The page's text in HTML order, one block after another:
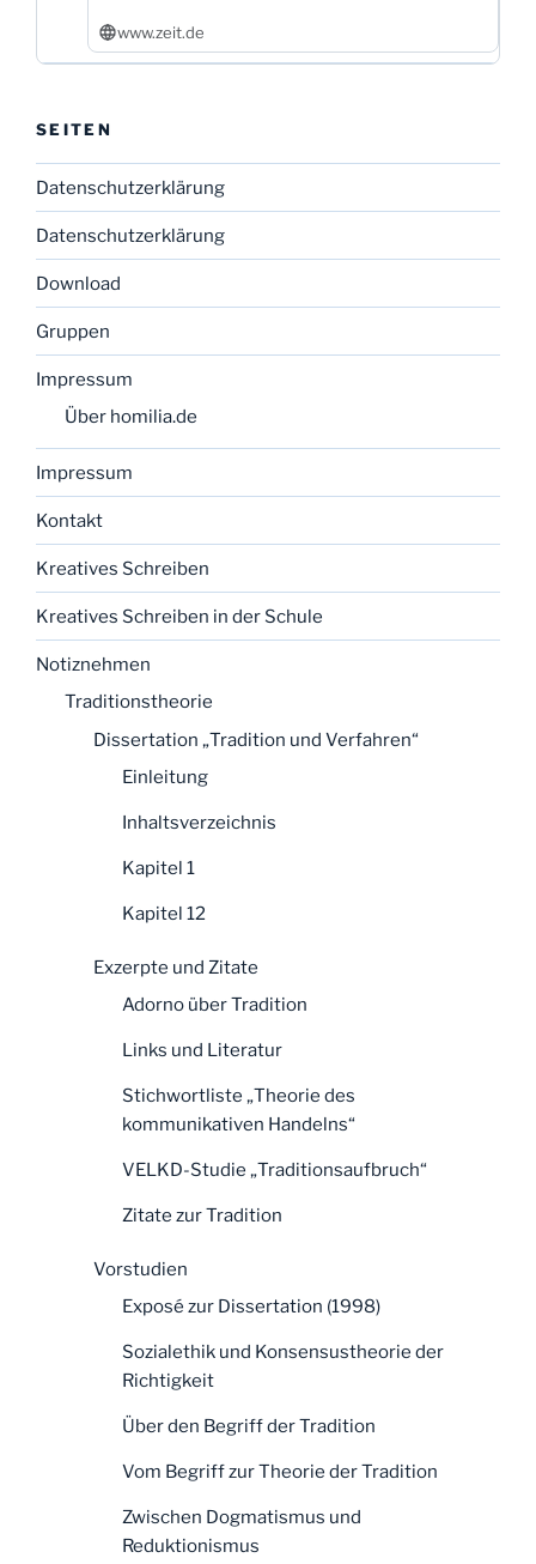
www.zeit.de
SEITEN
Datenschutzerklärung
Datenschutzerklärung
Download
Gruppen
Impressum
Über homilia.de
Impressum
Kontakt
Kreatives Schreiben
Kreatives Schreiben in der Schule
Notiznehmen
Traditionstheorie
Dissertation „Tradition und Verfahren“
Einleitung
Inhaltsverzeichnis
Kapitel 1
Kapitel 12
Exzerpte und Zitate
Adorno über Tradition
Links und Literatur
Stichwortliste „Theorie des
kommunikativen Handelns“
VELKD-Studie „Traditionsaufbruch“
Zitate zur Tradition
Vorstudien
Exposé zur Dissertation (1998)
Sozialethik und Konsensustheorie der
Richtigkeit
Über den Begriff der Tradition
Vom Begriff zur Theorie der Tradition
Zwischen Dogmatismus und
Reduktionismus